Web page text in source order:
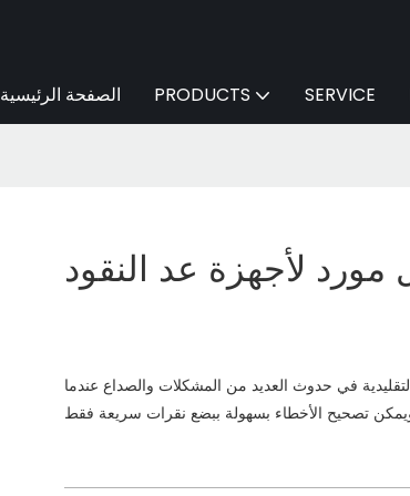
الصفحة الرئيسية PRODUCTS SERVICE
لأجهزة عد النقود
في حدوث العديد من المشكلات والصداع عندما